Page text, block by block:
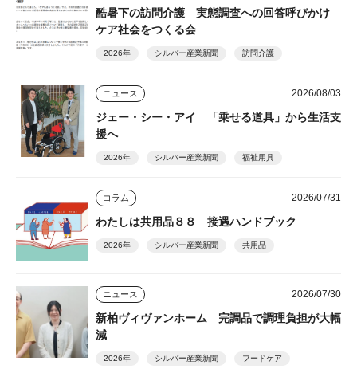
酷暑下の訪問介護 実態調査への回答呼びかけ
ケア社会をつくる会
2026年 シルバー産業新聞 訪問介護
ニュース 2026/08/03
ジェー・シー・アイ 「乗せる道具」から生活支
援へ
2026年 シルバー産業新聞 福祉用具
コラム 2026/07/31
わたしは共用品８８ 接遇ハンドブック
2026年 シルバー産業新聞 共用品
ニュース 2026/07/30
新柏ヴィヴァンホーム 完調品で調理負担が大幅
減
2026年 シルバー産業新聞 フードケア